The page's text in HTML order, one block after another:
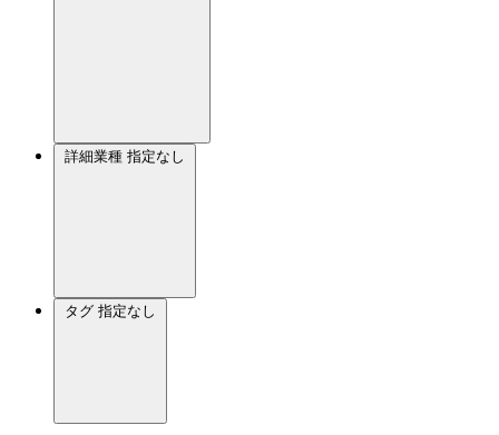
詳細業種 指定なし
タグ 指定なし